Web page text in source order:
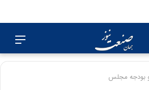
بودجه مجلس